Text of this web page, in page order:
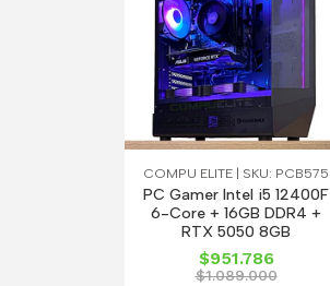
COMPU ELITE | SKU: PCB575
PC Gamer Intel i5 12400F
6-Core + 16GB DDR4 +
RTX 5050 8GB
$951.786
$1.089.000